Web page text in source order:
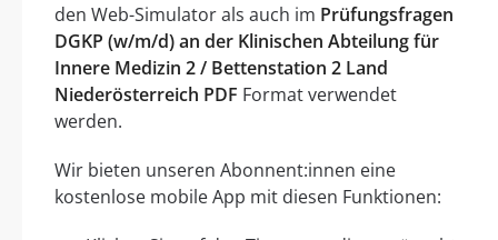
den Web-Simulator als auch im Prüfungsfragen
DGKP (w/m/d) an der Klinischen Abteilung für
Innere Medizin 2 / Bettenstation 2 Land
Niederösterreich PDF Format verwendet
werden.
Wir bieten unseren Abonnent:innen eine
kostenlose mobile App mit diesen Funktionen: